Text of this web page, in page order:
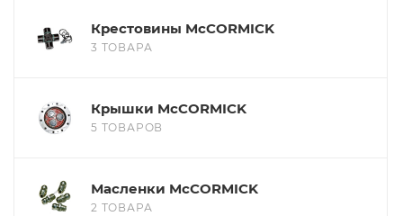
Крестовины McCORMICK
3 ТОВАРА
Крышки McCORMICK
5 ТОВАРОВ
Масленки McCORMICK
2 ТОВАРА